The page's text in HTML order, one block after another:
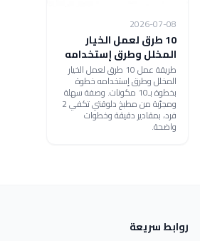
2026-07-08
10 طرق لعمل الخيار
المخلل وطرق إستخدامه
طريقة عمل 10 طرق لعمل الخيار
المخلل وطرق إستخدامه خطوة
بخطوة بـ10 مكونات. وصفة سهلة
ومجرّبة من مطبخ دلوقتي تكفي 2
فرد، بمقادير دقيقة وخطوات
واضحة.
روابط سريعة